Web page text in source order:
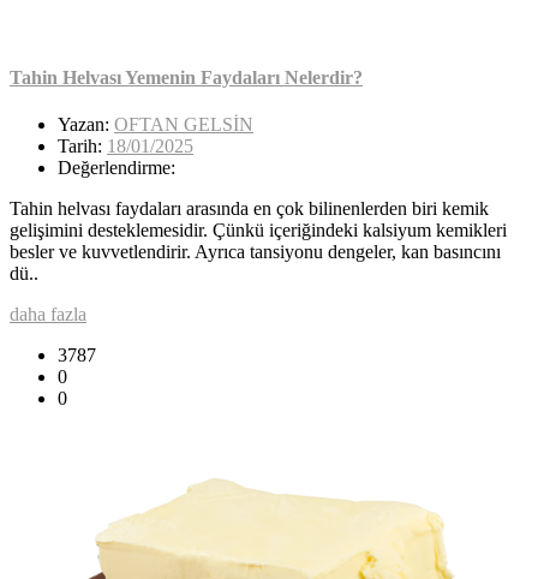
Tahin Helvası Yemenin Faydaları Nelerdir?
Yazan: OFTAN GELSİN
Tarih: 18/01/2025
Değerlendirme:
Tahin helvası faydaları arasında en çok bilinenlerden biri kemik
gelişimini desteklemesidir. Çünkü içeriğindeki kalsiyum kemikleri
besler ve kuvvetlendirir. Ayrıca tansiyonu dengeler, kan basıncını
dü..
daha fazla
3787
0
0